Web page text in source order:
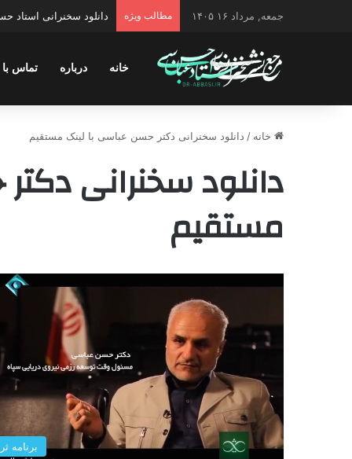
جمعه, مرداد ۱۶ ۱۴۰۵ مطالب ویژه دانلود سخنرانی استاد
خانه درباره تماس با
خانه / دانلود سخنرانی دکتر حسن عباسی با لینک مستقیم
دانلود سخنرانی
مستقیم
برنامه